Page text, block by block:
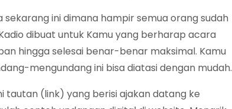
sekarang ini dimana hampir semua orang sudah
dibuat untuk Kamu yang berharap acara
hingga selesai benar-benar maksimal. Kamu
mengundang ini bisa diatasi dengan mudah.
tautan (link) yang berisi ajakan datang ke